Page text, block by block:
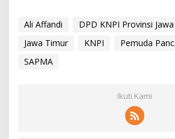
Ali Affandi
DPD KNPI Provinsi
Jawa Timur
KNPI
Pemuda
SAPMA
Ikuti Kami